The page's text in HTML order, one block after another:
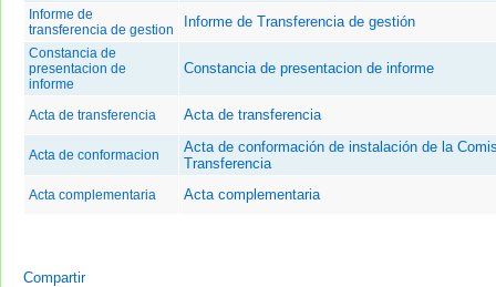
Informe de
transferencia de gestion
Informe de Transferencia de gestión
Constancia de
presentacion de
informe
Constancia de presentacion de informe
Acta de transferencia Acta de transferencia
Acta de conformacion
Acta de conformación de instalación de la
Transferencia
Acta complementaria Acta complementaria
Compartir